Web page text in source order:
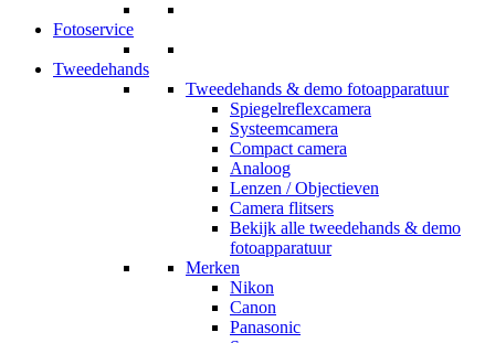
Fotoservice
Tweedehands
Tweedehands & demo fotoapparatuur
Spiegelreflexcamera
Systeemcamera
Compact camera
Analoog
Lenzen / Objectieven
Camera flitsers
Bekijk alle tweedehands & demo
fotoapparatuur
Merken
Nikon
Canon
Panasonic